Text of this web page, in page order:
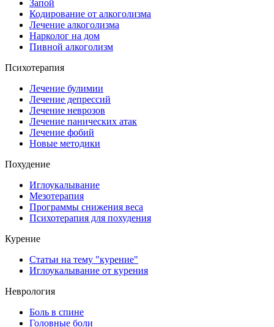
Запой
Кодирование от алкоголизма
Лечение алкоголизма
Нарколог на дом
Пивной алкоголизм
Психотерапия
Лечение булимии
Лечение депрессий
Лечение неврозов
Лечение панических атак
Лечение фобий
Новые методики
Похудение
Иглоукалывание
Мезотерапия
Программы снижения веса
Психотерапия для похудения
Курение
Статьи на тему "курение"
Иглоукалывание от курения
Неврология
Боль в спине
Головные боли